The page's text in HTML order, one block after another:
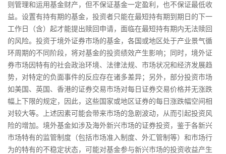
则管理和运用基金财产，但不保证基金一定盈利，也不保证最低收
益。设置有持有期的基金，投资者只能在最短持有期到期日的下一
工作日（含）起才能提出赎回申请，面临在最短持有期内无法赎回
的风险。投资于境外证券市场的基金，各国或地区处于产业景气循
环周期的不同阶段，将对基金的投资绩效产生影响；同时，境外证
券市场因特有的社会政治环境、法律法规、市场状况和经济发展趋
势，对特定的负面事件的反应存在诸多差异；另外，部分投资市场
如美国、英国、香港的证券交易市场对每日证券交易价格并无涨跌
幅上下限的规定，因此，这些国家或地区证券的每日涨跌幅空间相
对较大等。上述因素可能会带来市场的急剧波动，从而引起投资风
险的增加。境外基金如涉及海外新兴市场的证券投资，鉴于各新兴
市场特有的监管制度（包括市场准入制度、外汇管制等）和市场行
为的特有的不稳定状态，可能对基金参与新兴市场的投资收益产生